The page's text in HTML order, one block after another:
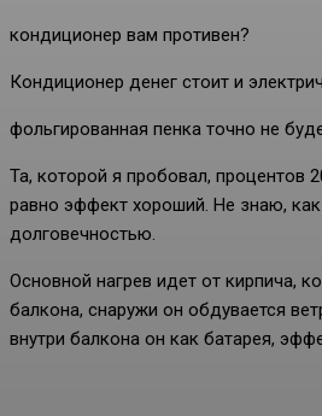
кондиционер вам противен?
Кондиционер денег стоит и
фольгированная пенка точно не
Та, которой я пробовал, процентов
равно эффект хороший. Не знаю, как
долговечностью.
Основной нагрев идет от кирпича,
балкона, снаружи он обдувается
внутри балкона он как батарея,